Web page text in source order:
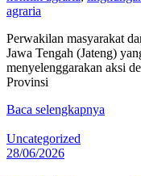
agraria
Perwakilan masyarakat
Jawa Tengah (Jateng)
menyelenggarakan aksi
Provinsi
Baca selengkapnya
Uncategorized
28/06/2026